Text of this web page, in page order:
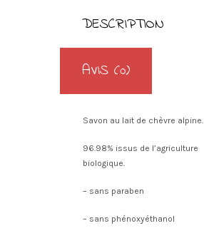
DESCRIPTION
AVIS (0)
Savon au lait de chèvre alpine.
96.98% issus de l’agriculture
biologique.
– sans paraben
– sans phénoxyéthanol